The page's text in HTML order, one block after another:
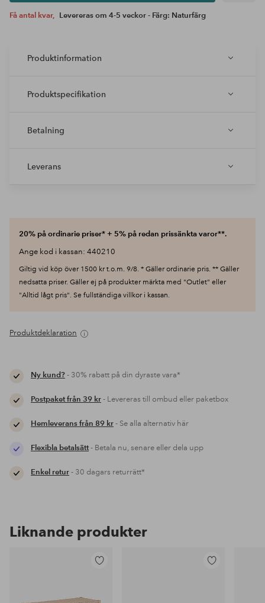
Få antal kvar, Levereras om 4-5 veckor - Färg: Naturfärg
Produktinformation
Produktspecifikation
Betalning
Leverans
20% på ordinarie priser* + 5% på redan prissänkta varor**.
Ange kod i kassan: 440210
Giltig vid köp över 1500 kr t.o.m. 9/8. * Gäller ordinarie pris. ** Gäller
nedsatta priser. Gäller ej på produkter märkta med "Outlet" eller
"Alltid lågt pris". Se fullständiga villkor i kassan.
Produktdeklaration
Ny kund?- 30% rabatt på din dyraste vara*
Postpaket från 39 kr- Levereras till ombud eller paketbox
Hemleverans från 89 kr- Se alla alternativ här
Flexibla betalsätt- Betala nu, senare eller dela upp
Enkel retur- 30 dagars returrätt*
Liknande produkter
favoriter